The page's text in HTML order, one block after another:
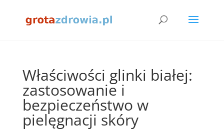
Właściwości glinki białej:
zastosowanie i
bezpieczeństwo w
pielęgnacji skóry